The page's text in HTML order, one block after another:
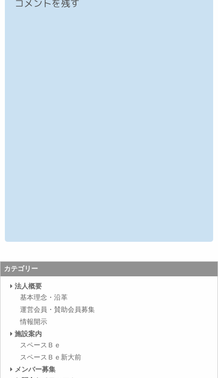
コメントを残す
カテゴリー
法人概要
基本理念・沿革
運営会員・賛助会員募集
情報開示
施設案内
スペースＢｅ
スペースＢｅ新大前
メンバー募集